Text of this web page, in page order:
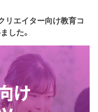
リエイター向け教育コ
した。